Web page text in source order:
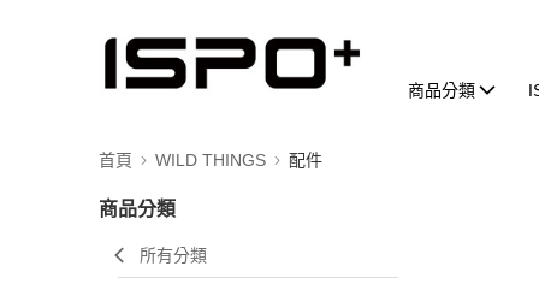
商品分類
首頁 WILD THINGS 配件
商品分類
所有分類